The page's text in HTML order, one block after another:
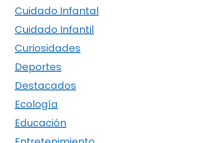
Cuidado Infantal
Cuidado Infantil
Curiosidades
Deportes
Destacados
Ecología
Educación